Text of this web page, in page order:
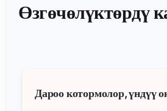
Өзгөчөлүктөрдү
Дароо котормолор, үндүү